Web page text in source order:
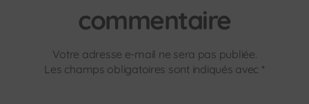
commentaire
Votre adresse e-mail ne sera pas publiée.
Les champs obligatoires sont indiqués avec *